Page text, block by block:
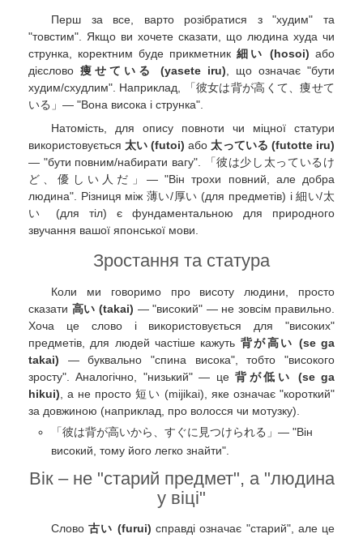
Перш за все, варто розібратися з "худим" та
"товстим". Якщо ви хочете сказати, що людина худа чи
струнка, коректним буде прикметник 細い (hosoi) або
дієслово痩せている (yasete iru) , що означає "бути
худим/схудлим". Наприклад, 「彼女は背が高くて、痩せて
いる」— "Вона висока і струнка".
Натомість, для опису повноти чи міцної статури
використовується太い (futoi) або太っている (futotte iru)
— "бути повним/набирати вагу". 「彼は少し太っているけ
ど、優しい人だ」— "Він трохи повний, але добра
людина". Різниця між 薄い/厚い (для предметів) і 細い/太
い (для тіл) є фундаментальною для природного
звучання вашої японської мови.
Зростання та статура
Коли ми говоримо про висоту людини, просто
сказати 高い (takai) — "високий" — не зовсім правильно.
Хоча це слово і використовується для "високих"
предметів, для людей частіше кажуть 背が高い (se ga
takai) — буквально "спина висока", тобто "високого
зросту". Аналогічно, "низький" — це背が低い (se ga
hikui) , а не просто 短い (mijikai), яке означає "короткий"
за довжиною (наприклад, про волосся чи мотузку).
「彼は背が高いから、すぐに見つけられる」— "Він
високий, тому його легко знайти".
Вік – не "старий предмет", а "людина
у віці"
Слово古い (furui) справді означає "старий", але це